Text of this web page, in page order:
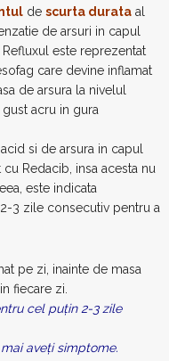
de scurta durata al
de arsuri in capul
este reprezentat
care devine inflamat
de arsura la nivelul
acru in gura
si de arsura in capul
Redacib, insa acesta nu
este indicata
3 zile consecutiv pentru a
pe zi, inainte de masa
fiecare zi.
cel puţin 2-3 zile
aveţi simptome.